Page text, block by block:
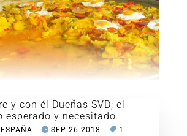
y con él Dueñas SVD; el
esperado y necesitado
SEP 26 2018 1